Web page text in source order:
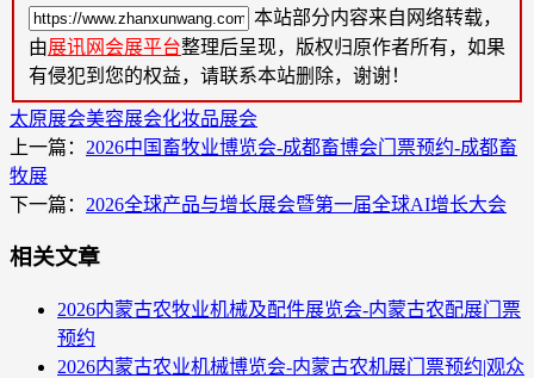
本站部分内容来自网络转载，
由展讯网会展平台整理后呈现，版权归原作者所有，如果
有侵犯到您的权益，请联系本站删除，谢谢！
太原展会美容展会化妆品展会
上一篇： 2026中国畜牧业博览会-成都畜博会门票预约-成都畜
牧展
下一篇： 2026全球产品与增长展会暨第一届全球AI增长大会
相关文章
2026内蒙古农牧业机械及配件展览会-内蒙古农配展门票
预约
2026内蒙古农业机械博览会-内蒙古农机展门票预约|观众